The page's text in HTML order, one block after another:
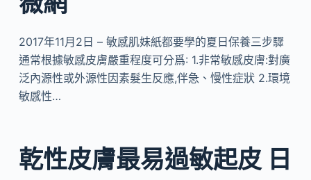
2017年11月2日 – 敏感肌妹紙都要學的夏日保養三步驟
通常根據敏感皮膚嚴重程度可分爲: 1.非常敏感皮膚:對廣
泛內源性或外源性因素髮生反應,伴急、慢性症狀 2.環境
敏感性…
乾性皮膚最易過敏起皮 日